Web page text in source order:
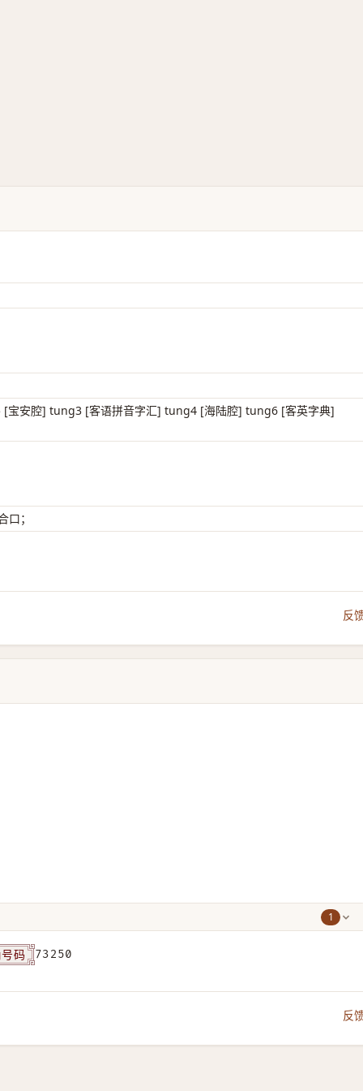
安腔] tung3 [客语拼音字汇] tung4 [海陆腔] tung6 [客英字典]
；
反
1
码 73250
反